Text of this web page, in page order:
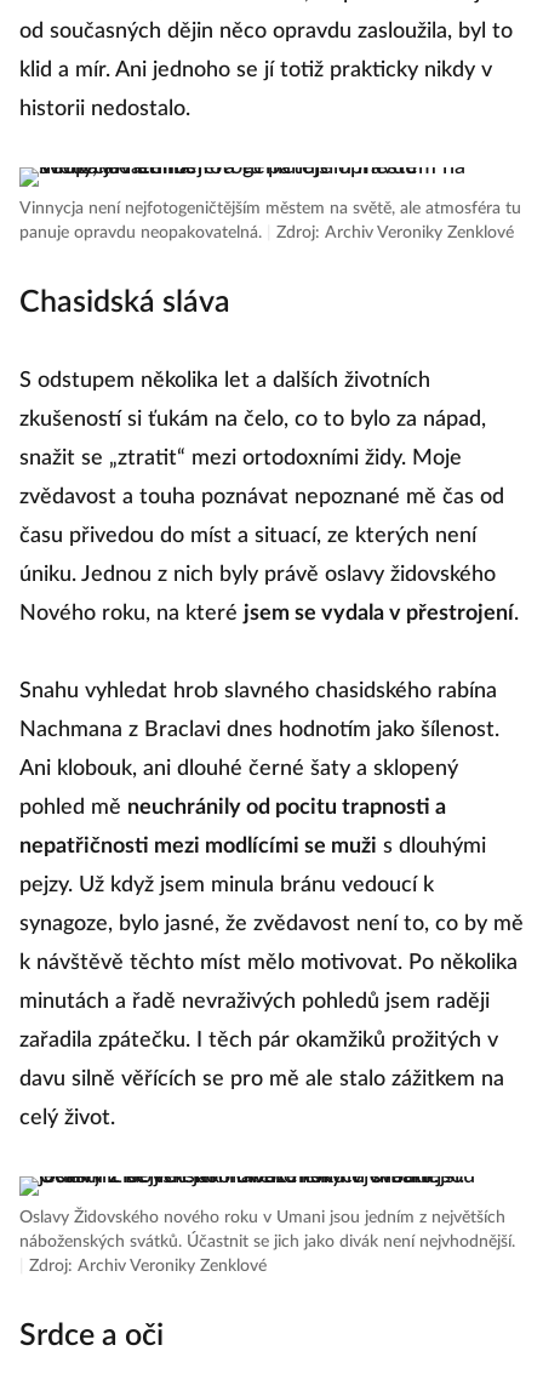
od současných dějin něco opravdu zasloužila, byl to
klid a mír. Ani jednoho se jí totiž prakticky nikdy v
historii nedostalo.
Vinnycja není nejfotogeničtějším městem na světě, ale atmosféra tu
panuje opravdu neopakovatelná.
Zdroj: Archiv Veroniky Zenklové
Chasidská sláva
S odstupem několika let a dalších životních
zkušeností si ťukám na čelo, co to bylo za nápad,
snažit se „ztratit“ mezi ortodoxními židy. Moje
zvědavost a touha poznávat nepoznané mě čas od
času přivedou do míst a situací, ze kterých není
úniku. Jednou z nich byly právě oslavy židovského
Nového roku, na které jsem se vydala v přestrojení.
Snahu vyhledat hrob slavného chasidského rabína
Nachmana z Braclavi dnes hodnotím jako šílenost.
Ani klobouk, ani dlouhé černé šaty a sklopený
pohled mě neuchránily od pocitu trapnosti a
nepatřičnosti mezi modlícími se muži s dlouhými
pejzy. Už když jsem minula bránu vedoucí k
synagoze, bylo jasné, že zvědavost není to, co by mě
k návštěvě těchto míst mělo motivovat. Po několika
minutách a řadě nevraživých pohledů jsem raději
zařadila zpátečku. I těch pár okamžiků prožitých v
davu silně věřících se pro mě ale stalo zážitkem na
celý život.
Oslavy Židovského nového roku v Umani jsou jedním z největších
náboženských svátků. Účastnit se jich jako divák není nejvhodnější.
Zdroj: Archiv Veroniky Zenklové
Srdce a oči